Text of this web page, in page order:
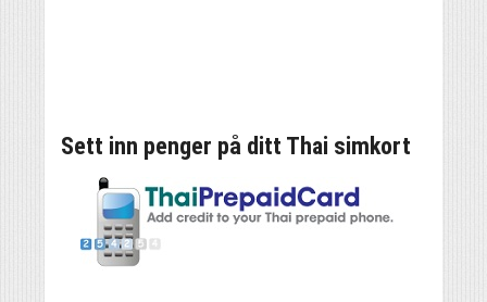
Sett inn penger på ditt Thai simkort